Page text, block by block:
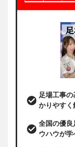
足場工事
かりやすく
全国の優良
ウハウが学